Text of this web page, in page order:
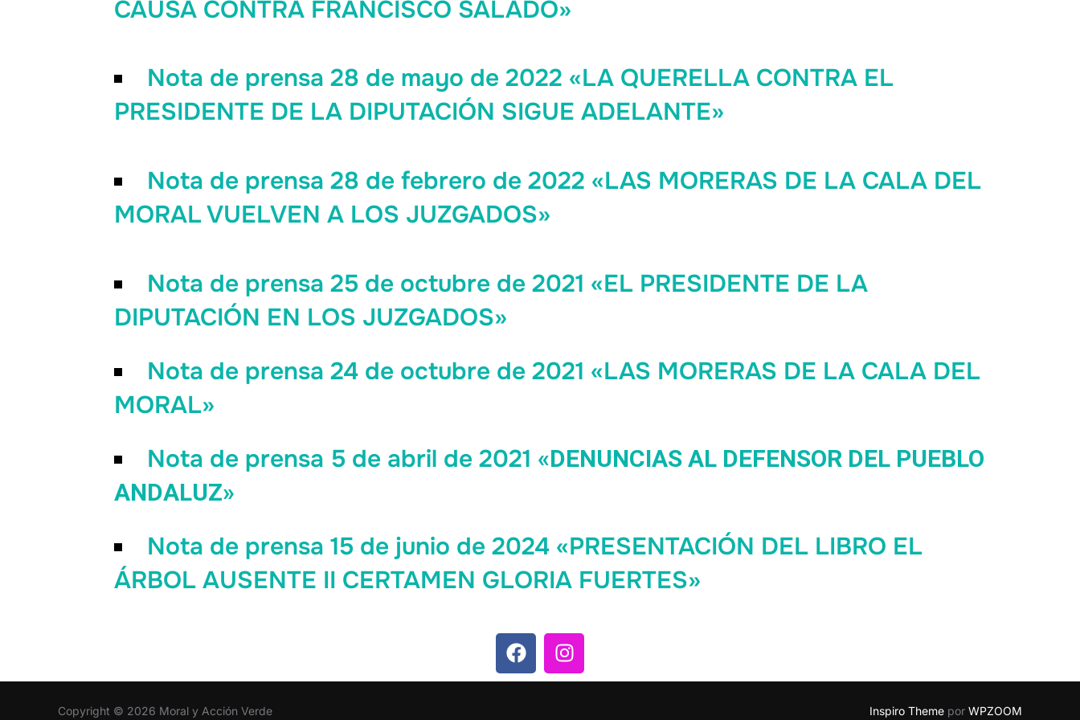
CAUSA CONTRA FRANCISCO SALADO»
Nota de prensa 28 de mayo de 2022 «LA QUERELLA CONTRA EL
PRESIDENTE DE LA DIPUTACIÓN SIGUE ADELANTE»
Nota de prensa 28 de febrero de 2022 «LAS MORERAS DE LA CALA DEL
MORAL VUELVEN A LOS JUZGADOS»
Nota de prensa 25 de octubre de 2021 «EL PRESIDENTE DE LA
DIPUTACIÓN EN LOS JUZGADOS»
Nota de prensa 24 de octubre de 2021 «LAS MORERAS DE LA CALA DEL
MORAL»
Nota de prensa 5 de abril de 2021 «DENUNCIAS AL DEFENSOR DEL PUEBLO
ANDALUZ»
Nota de prensa 15 de junio de 2024 «PRESENTACIÓN DEL LIBRO EL
ÁRBOL AUSENTE II CERTAMEN GLORIA FUERTES»
Copyright © 2026 Moral y Acción Verde Inspiro Theme por WPZOOM